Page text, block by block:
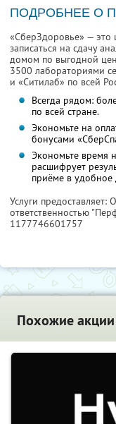
ПОДРОБНЕЕ О
«СберЗдоровье» — это
записаться на сдачу
домом по выгодной
3500 лабораториями
и «Ситилаб» по всей
Всегда рядом:
по всей стране.
Экономьте на
бонусами
Экономьте время
расшифрует
приёме в удобное
Услуги
ответственностью
1177746601757
Похожие